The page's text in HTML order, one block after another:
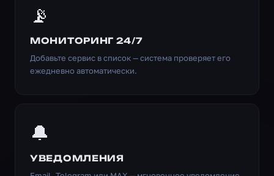
📡
МОНИТОРИНГ 24/7
Добавьте сервис в список — система проверяет его
ежедневно автоматически.
🔔
УВЕДОМЛЕНИЯ